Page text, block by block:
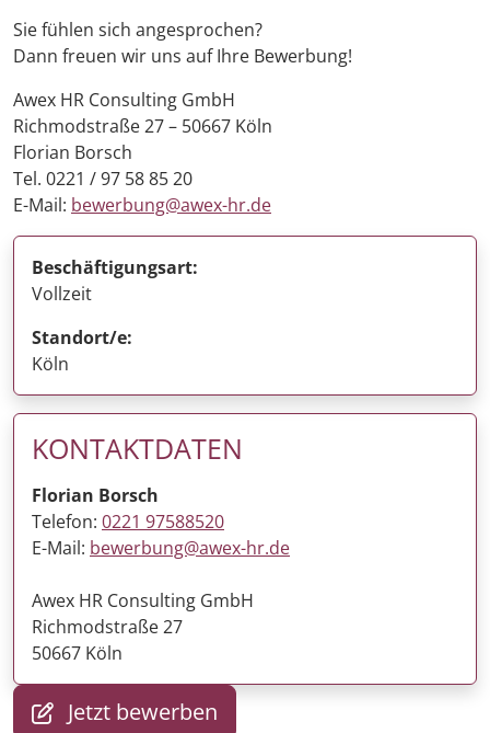
Sie fühlen sich angesprochen?
Dann freuen wir uns auf Ihre Bewerbung!
Awex HR Consulting GmbH
Richmodstraße 27 – 50667 Köln
Florian Borsch
Tel. 0221 / 97 58 85 20
E-Mail: bewerbung@awex-hr.de
Beschäftigungsart:
Vollzeit
Standort/e:
Köln
KONTAKTDATEN
Florian Borsch
Telefon: 0221 97588520
E-Mail: bewerbung@awex-hr.de
Awex HR Consulting GmbH
Richmodstraße 27
50667 Köln
Jetzt bewerben